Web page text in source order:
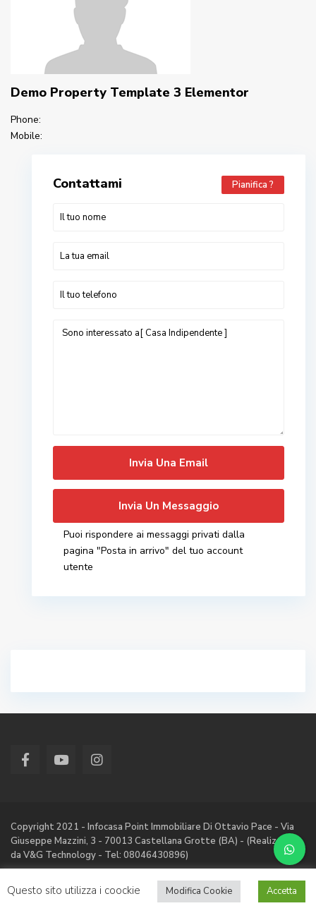
Demo Property Template 3 Elementor
Phone:
Mobile:
Contattami Pianifica ?
Puoi rispondere ai messaggi privati ​​dalla
pagina "Posta in arrivo" del tuo account
utente
Copyright 2021 - Infocasa Point Immobiliare Di Ottavio Pace - Via
Giuseppe Mazzini, 3 - 70013 Castellana Grotte (BA) - (Realizzato
da V&G Technology - Tel: 08046430896)
CONTATTI RICHIEDI QUOTAZIONE
IL
TERRITORIO
Questo sito utilizza i coockie Modifica Cookie Accetta